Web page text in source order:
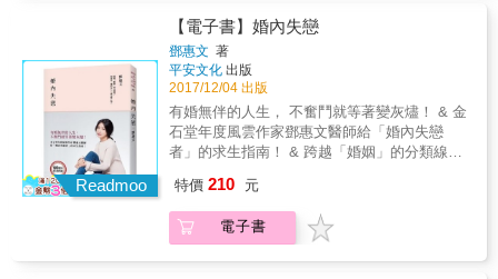
來： 一、拒絕逼迫，拿回屬於妳的主動權 二、
不論好壞或輸贏，勇敢走自己的路 三、練習放
下「比較」，接受「本質」 四、做妳自己故事
中的主角 五、接納所有被自己遺忘的妳 六、從
競爭中找到屬於「自己」的角度 七、練習區
分，並經營屬於「自己」的人際關係 八、練習
在關係中說「不」 九、給予適當的信任，讓對
十一、不斷地摘下偏見的眼鏡 十二、昇華版的
陽剛 十三、昇華版的陰柔 十四、信任妳自己
十五、接受妳「無法」狠心，也接受妳「必
須」狠心 十六、練習只為自己負責 十七、試著
師在這本談論母女關係的書裡，探討20種讓女
兒煎熬、痛苦的母親類型。與一般談論此類型
的書不同，除了女兒的困境，黃心理師更細膩
分析母親在成長環境中所受的種種貧乏與創
傷。母親不是不愛女兒，但她可能是沒有能
力；母親也不是不回應女兒，但她可能身上滿
是傷&hellip;&hellip; 而當女兒覺察母親所帶來
的桎梏與傷害，除了理解母親當年的困境，並
在相處上，立下情緒界限外，女兒也需先放下
多體諒她？」「媽媽是因為愛我才這麼做，我
怎麼可以生她的氣呢？」等，而更重要的是，
慢慢找尋自我，讓「自我的碎片」回家，讓困
3外觀消耗材 (如皮膚、皺紋、頭髮、身材
&hellip;)。&&&&&&&&&&& 4因其他產品(設備)
所引起之故障(小孩、鄰居、朋友、親戚、同事
&hellip;)。 5使用非產品規格所支援之耗材，導
致產品損毀故障(賓*、B*W、保*捷、法*利
&hellip;)。
髓在於，協助處於關係中痛苦的伴侶重新整理
情緒反應，打破負向情緒造成的惡性循環，幫
助伴侶們找到新的、建設性的互動方式，重塑
新的「情緒經驗」，以滿足雙方的依附需求，
重啟親密情感連結的可能。
Readmoo
【電子書】婚內失戀
鄧惠文 著
平安文化 出版
2017/12/04 出版
有婚無伴的人生， 不奮鬥就等著變灰燼！ & 金
石堂年度風雲作家鄧惠文醫師給「婚內失戀
者」的求生指南！ & 跨越「婚姻」的分類線，
那一天，我以為失戀這種事再也不會發生在我
身上。 我疏於操練一個人生存的技能，以至於
連失戀都無法辨認。 我為我的怠惰懺悔，但我
特價 210 元
電子書